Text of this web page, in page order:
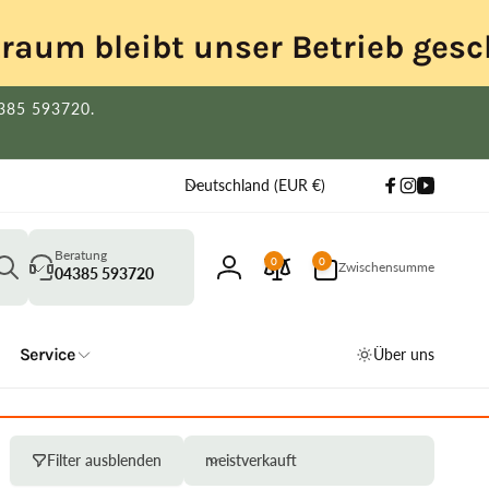
bleibt unser Betrieb
593720.
n
R
o
Deutschland (EUR €)
Facebook
Instagram
YouTube
Beratung
04385 593720 Einloggen
0 0
Artikel Zwischensumme
Service Über uns
Filter ausblenden meistverkauft